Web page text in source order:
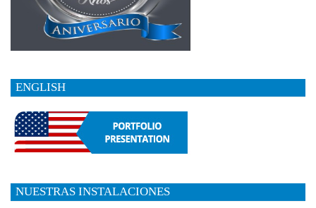
ENGLISH
NUESTRAS INSTALACIONES